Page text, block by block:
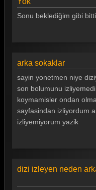
Arka Sokaklar 49.
Arka Sokaklar 46.
Arka Sokaklar 45.
Arka Sokaklar 44.
Arka Sokaklar 43.
Sonu beklediğim gibi
arka sokaklar
sayin yonetmen niye
son bolumunu
koymamisler ondan
sayfasindan izliyordum
izliyemiyorum yazik
dizi izleyen neden